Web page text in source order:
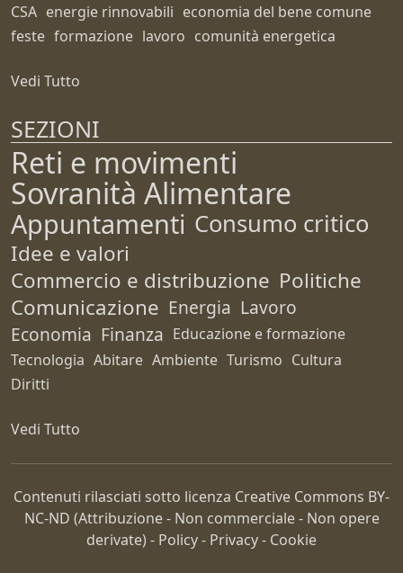
CSA energie rinnovabili economia del bene comune
feste formazione lavoro comunità energetica
Vedi Tutto
SEZIONI
Reti e movimenti
Sovranità Alimentare
Appuntamenti Consumo critico
Idee e valori
Commercio e distribuzione Politiche
Comunicazione Energia Lavoro
Economia Finanza Educazione e formazione
Tecnologia Abitare Ambiente Turismo Cultura
Diritti
Vedi Tutto
Contenuti rilasciati sotto licenza Creative Commons BY-
NC-ND (Attribuzione - Non commerciale - Non opere
derivate) - Policy- Privacy- Cookie